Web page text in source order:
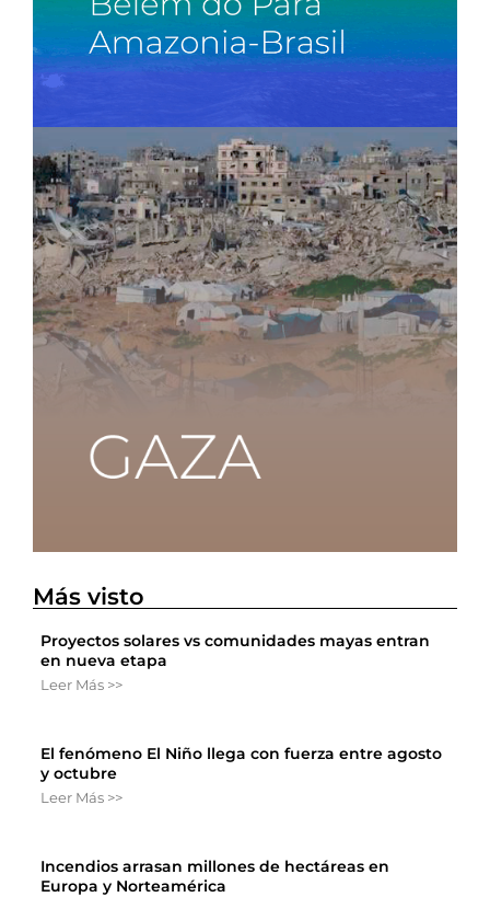
Más visto
Proyectos solares vs comunidades mayas entran
en nueva etapa
Leer Más >>
El fenómeno El Niño llega con fuerza entre agosto
y octubre
Leer Más >>
Incendios arrasan millones de hectáreas en
Europa y Norteamérica